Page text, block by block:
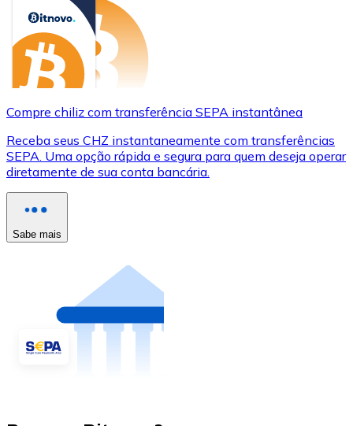
Compre chiliz com transferência SEPA instantânea
Receba seus CHZ instantaneamente com transferências
SEPA. Uma opção rápida e segura para quem deseja operar
diretamente de sua conta bancária.
Sabe mais